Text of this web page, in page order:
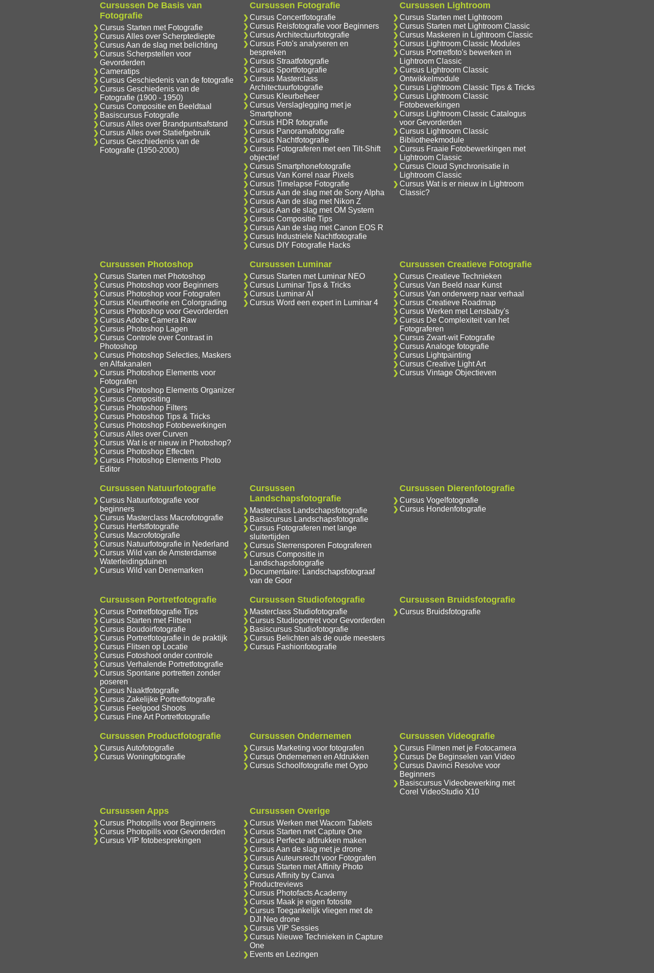
Cursussen De Basis van
Fotografie
Cursus Starten met Fotografie
Cursus Alles over Scherptediepte
Cursus Aan de slag met belichting
Cursus Scherpstellen voor
Gevorderden
Cameratips
Cursus Geschiedenis van de fotografie
Cursus Geschiedenis van de
Fotografie (1900 - 1950)
Cursus Compositie en Beeldtaal
Basiscursus Fotografie
Cursus Alles over Brandpuntsafstand
Cursus Alles over Statiefgebruik
Cursus Geschiedenis van de
Fotografie (1950-2000)
Cursussen Fotografie
Cursus Concertfotografie
Cursus Reisfotografie voor Beginners
Cursus Architectuurfotografie
Cursus Foto's analyseren en
bespreken
Cursus Straatfotografie
Cursus Sportfotografie
Cursus Masterclass
Architectuurfotografie
Cursus Kleurbeheer
Cursus Verslaglegging met je
Smartphone
Cursus HDR fotografie
Cursus Panoramafotografie
Cursus Nachtfotografie
Cursus Fotograferen met een Tilt-Shift
objectief
Cursus Smartphonefotografie
Cursus Van Korrel naar Pixels
Cursus Timelapse Fotografie
Cursus Aan de slag met de Sony Alpha
Cursus Aan de slag met Nikon Z
Cursus Aan de slag met OM System
Cursus Compositie Tips
Cursus Aan de slag met Canon EOS R
Cursus Industriele Nachtfotografie
Cursus DIY Fotografie Hacks
Cursussen Lightroom
Cursus Starten met Lightroom
Cursus Starten met Lightroom Classic
Cursus Maskeren in Lightroom Classic
Cursus Lightroom Classic Modules
Cursus Portretfoto's bewerken in
Lightroom Classic
Cursus Lightroom Classic
Ontwikkelmodule
Cursus Lightroom Classic Tips & Tricks
Cursus Lightroom Classic
Fotobewerkingen
Cursus Lightroom Classic Catalogus
voor Gevorderden
Cursus Lightroom Classic
Bibliotheekmodule
Cursus Fraaie Fotobewerkingen met
Lightroom Classic
Cursus Cloud Synchronisatie in
Lightroom Classic
Cursus Wat is er nieuw in Lightroom
Classic?
Cursussen Photoshop
Cursus Starten met Photoshop
Cursus Photoshop voor Beginners
Cursus Photoshop voor Fotografen
Cursus Kleurtheorie en Colorgrading
Cursus Photoshop voor Gevorderden
Cursus Adobe Camera Raw
Cursus Photoshop Lagen
Cursus Controle over Contrast in
Photoshop
Cursus Photoshop Selecties, Maskers
en Alfakanalen
Cursus Photoshop Elements voor
Fotografen
Cursus Photoshop Elements Organizer
Cursus Compositing
Cursus Photoshop Filters
Cursus Photoshop Tips & Tricks
Cursus Photoshop Fotobewerkingen
Cursus Alles over Curven
Cursus Wat is er nieuw in Photoshop?
Cursus Photoshop Effecten
Cursus Photoshop Elements Photo
Editor
Cursussen Luminar
Cursus Starten met Luminar NEO
Cursus Luminar Tips & Tricks
Cursus Luminar AI
Cursus Word een expert in Luminar 4
Cursussen Creatieve Fotografie
Cursus Creatieve Technieken
Cursus Van Beeld naar Kunst
Cursus Van onderwerp naar verhaal
Cursus Creatieve Roadmap
Cursus Werken met Lensbaby's
Cursus De Complexiteit van het
Fotograferen
Cursus Zwart-wit Fotografie
Cursus Analoge fotografie
Cursus Lightpainting
Cursus Creative Light Art
Cursus Vintage Objectieven
Cursussen Natuurfotografie
Cursus Natuurfotografie voor
beginners
Cursus Masterclass Macrofotografie
Cursus Herfstfotografie
Cursus Macrofotografie
Cursus Natuurfotografie in Nederland
Cursus Wild van de Amsterdamse
Waterleidingduinen
Cursus Wild van Denemarken
Cursussen
Landschapsfotografie
Masterclass Landschapsfotografie
Basiscursus Landschapsfotografie
Cursus Fotograferen met lange
sluitertijden
Cursus Sterrensporen Fotograferen
Cursus Compositie in
Landschapsfotografie
Documentaire: Landschapsfotograaf
van de Goor
Cursussen Dierenfotografie
Cursus Vogelfotografie
Cursus Hondenfotografie
Cursussen Portretfotografie
Cursus Portretfotografie Tips
Cursus Starten met Flitsen
Cursus Boudoirfotografie
Cursus Portretfotografie in de praktijk
Cursus Flitsen op Locatie
Cursus Fotoshoot onder controle
Cursus Verhalende Portretfotografie
Cursus Spontane portretten zonder
poseren
Cursus Naaktfotografie
Cursus Zakelijke Portretfotografie
Cursus Feelgood Shoots
Cursus Fine Art Portretfotografie
Cursussen Studiofotografie
Masterclass Studiofotografie
Cursus Studioportret voor Gevorderden
Basiscursus Studiofotografie
Cursus Belichten als de oude meesters
Cursus Fashionfotografie
Cursussen Bruidsfotografie
Cursus Bruidsfotografie
Cursussen Productfotografie
Cursus Autofotografie
Cursus Woningfotografie
Cursussen Ondernemen
Cursus Marketing voor fotografen
Cursus Ondernemen en Afdrukken
Cursus Schoolfotografie met Oypo
Cursussen Videografie
Cursus Filmen met je Fotocamera
Cursus De Beginselen van Video
Cursus Davinci Resolve voor
Beginners
Basiscursus Videobewerking met
Corel VideoStudio X10
Cursussen Apps
Cursus Photopills voor Beginners
Cursus Photopills voor Gevorderden
Cursus VIP fotobesprekingen
Cursussen Overige
Cursus Werken met Wacom Tablets
Cursus Starten met Capture One
Cursus Perfecte afdrukken maken
Cursus Aan de slag met je drone
Cursus Auteursrecht voor Fotografen
Cursus Starten met Affinity Photo
Cursus Affinity by Canva
Productreviews
Cursus Photofacts Academy
Cursus Maak je eigen fotosite
Cursus Toegankelijk vliegen met de
DJI Neo drone
Cursus VIP Sessies
Cursus Nieuwe Technieken in Capture
One
Events en Lezingen